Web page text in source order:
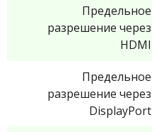
Предельное
разрешение через
HDMI
Предельное
разрешение через
DisplayPort